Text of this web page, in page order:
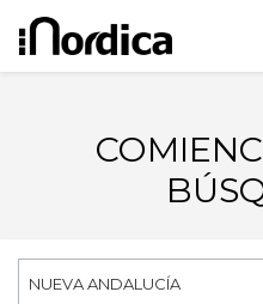
NUEVA ANDALUCÍA